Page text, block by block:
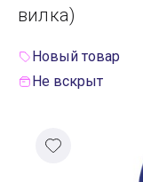
Блог
Договор
вилка)
Новый товар
Не вскрыт